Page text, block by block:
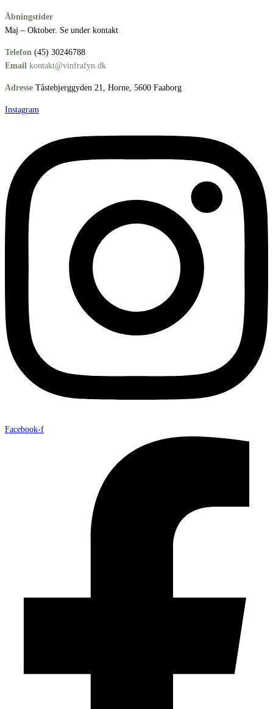
Åbningstider
Maj – Oktober. Se under kontakt
Telefon (45) 30246788
Email kontakt@vinfrafyn.dk
Adresse Tåstebjerggyden 21, Horne, 5600 Faaborg
Instagram
Facebook-f